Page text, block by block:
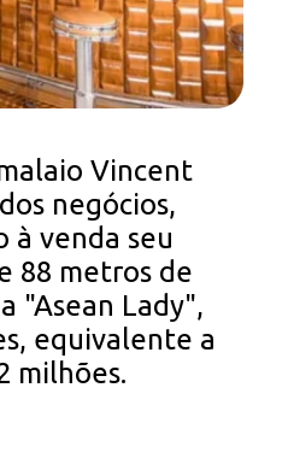
Vincent
negócios,
à venda seu
88 metros de
"Asean Lady",
equivalente a
milhões.